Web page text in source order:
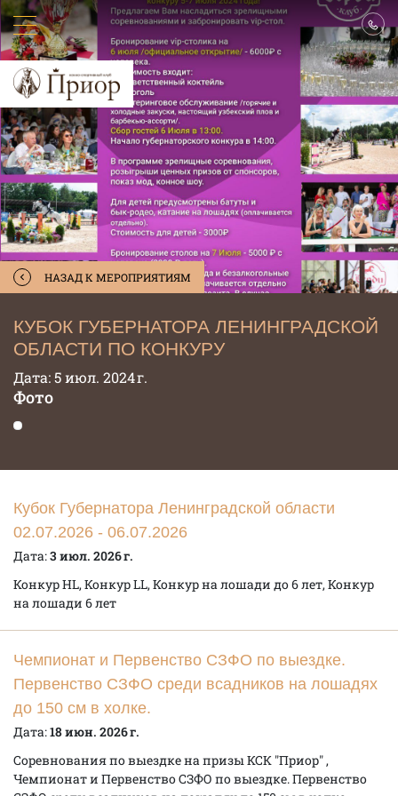
НАЗАД К МЕРОПРИЯТИЯМ
КУБОК ГУБЕРНАТОРА ЛЕНИНГРАДСКОЙ
ОБЛАСТИ ПО КОНКУРУ
Дата: 5 июл. 2024 г.
Фото
Кубок Губернатора Ленинградской области
02.07.2026 - 06.07.2026
Дата:3 июл. 2026 г.
Конкур HL, Конкур LL, Конкур на лошади до 6 лет, Конкур
на лошади 6 лет
Чемпионат и Первенство СЗФО по выездке.
Первенство СЗФО среди всадников на лошадях
до 150 см в холке.
Дата:18 июн. 2026 г.
Соревнования по выездке на призы КСК "Приор" ,
Чемпионат и Первенство СЗФО по выездке. Первенство